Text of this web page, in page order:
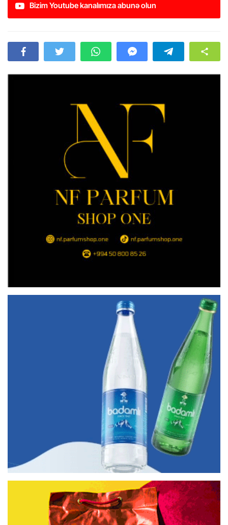
Bizim Youtube kanalımıza abunə olun